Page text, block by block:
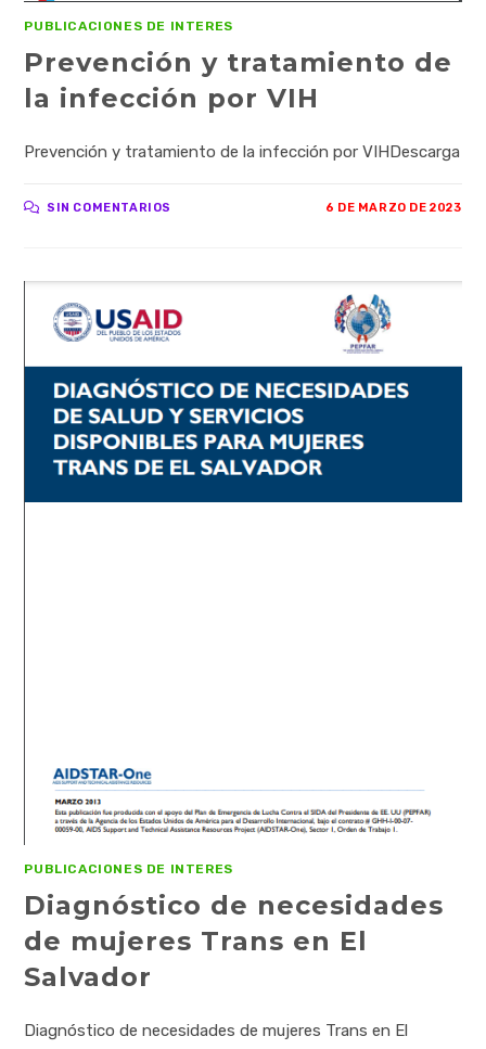
PUBLICACIONES DE INTERES
Prevención y tratamiento de
la infección por VIH
Prevención y tratamiento de la infección por VIHDescarga
SIN COMENTARIOS 6 DE MARZO DE 2023
PUBLICACIONES DE INTERES
Diagnóstico de necesidades
de mujeres Trans en El
Salvador
Diagnóstico de necesidades de mujeres Trans en El